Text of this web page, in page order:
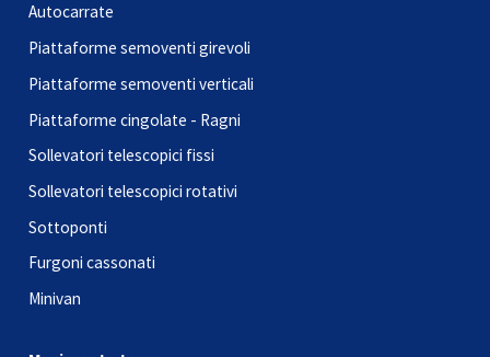
Autocarrate
Piattaforme semoventi girevoli
Piattaforme semoventi verticali
Piattaforme cingolate - Ragni
Sollevatori telescopici fissi
Sollevatori telescopici rotativi
Sottoponti
Furgoni cassonati
Minivan